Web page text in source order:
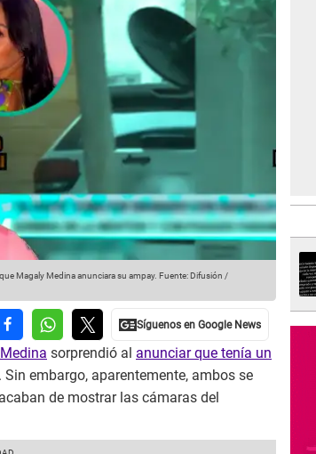
Magaly Medina anunciara su ampay. Fuente: Difusión /
sorprendió al anunciar que tenía un
. Sin embargo, aparentemente, ambos se
de mostrar las cámaras del